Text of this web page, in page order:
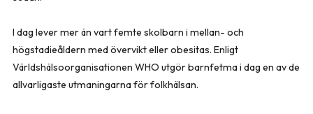
I dag lever mer än vart femte skolbarn i mellan- och
högstadieåldern med övervikt eller obesitas. Enligt
Världshälsoorganisationen WHO utgör barnfetma i dag en av de
allvarligaste utmaningarna för folkhälsan.